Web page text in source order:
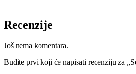
Recenzije
Još nema komentara.
Budite prvi koji će napisati recenziju za